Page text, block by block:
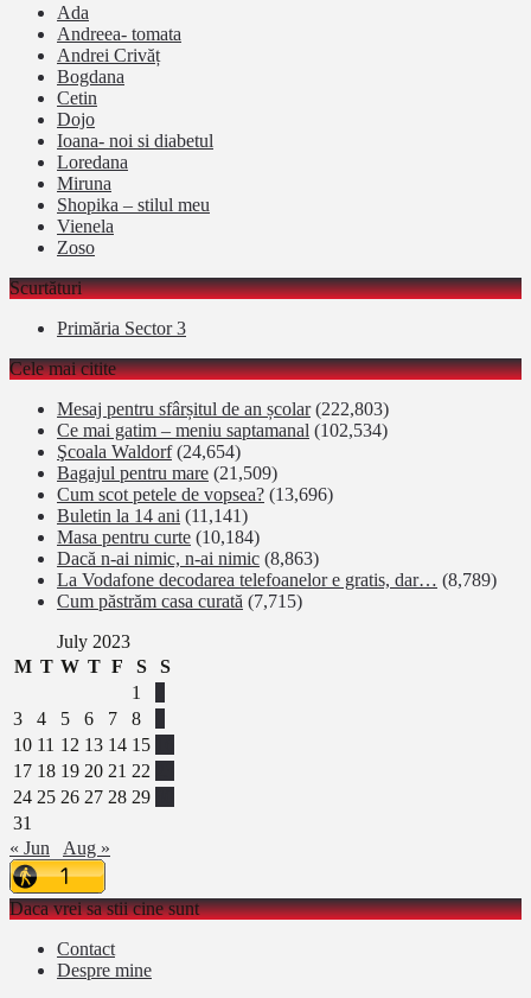
Ada
Andreea- tomata
Andrei Crivăț
Bogdana
Cetin
Dojo
Ioana- noi si diabetul
Loredana
Miruna
Shopika – stilul meu
Vienela
Zoso
Scurtături
Primăria Sector 3
Cele mai citite
Mesaj pentru sfârșitul de an școlar (222,803)
Ce mai gatim – meniu saptamanal (102,534)
Şcoala Waldorf (24,654)
Bagajul pentru mare (21,509)
Cum scot petele de vopsea? (13,696)
Buletin la 14 ani (11,141)
Masa pentru curte (10,184)
Dacă n-ai nimic, n-ai nimic (8,863)
La Vodafone decodarea telefoanelor e gratis, dar… (8,789)
Cum păstrăm casa curată (7,715)
July 2023
M T W T F S
S
1
3
4 5 6 7 8
10 11 12 13 14 15
17 18 19 20 21 22
24 25 26 27 28 29
31
« Jun
Aug »
Daca vrei sa stii cine sunt
Contact
Despre mine